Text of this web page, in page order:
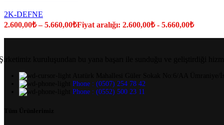
2K-DEFNE
2.600,00₺ –5.660,00₺Fiyat aralığı: 2.600,00₺ - 5.660,00₺
kuruluşundan bu yana başarı ile sunduğu ve geliştirdiği
Phone : (0507) 254 78 42
Phone : (0552) 500 23 11